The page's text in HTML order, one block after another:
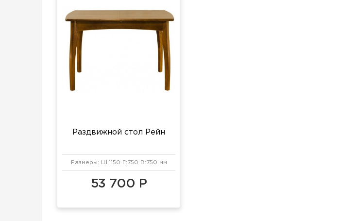
Раздвижной стол Рейн
Размеры: Ш:1150 Г:750 В:750 мм
53 700 Р